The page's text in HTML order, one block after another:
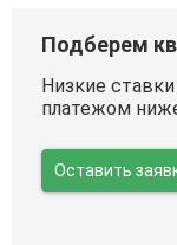
Подберем
Низкие
платежом
Оставить